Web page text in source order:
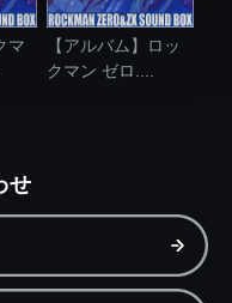
マ
【アルバム】ロッ
クマン ゼロ....
せ